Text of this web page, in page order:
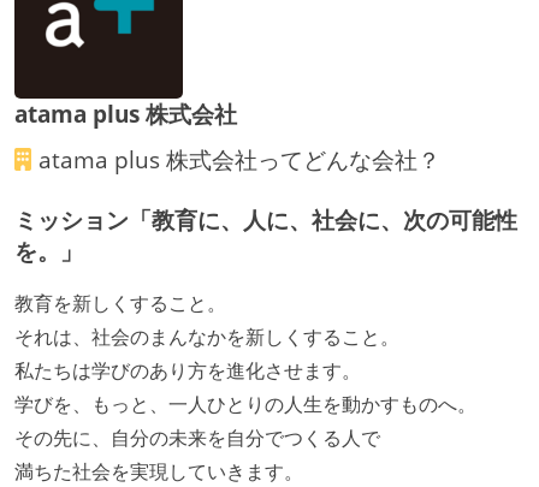
ほとんどの機能に受け入れテストを記述、実施してい
機能の実装と同時にテストコードを記述している
想定される複数環境での品質チェックを義務づけてい
る
アジャイル実践状況
1ヶ月以下の短い期間でのイテレーション開発を実践
している
デイリーでスタンドアップミーティング、またはそれ
に準じるチーム内の打ち合わせを行っている
イテレーションの最後などに、定期的にチームでふり
かえりミーティングを行っている
タスク見積もりの単位には絶対量（人日など）ではな
atama plus 株式会社
atama plus 株式会社ってどんな会社？
ミッション「教育に、人に、社会に、次の可能性
を。」
教育を新しくすること。
それは、社会のまんなかを新しくすること。
私たちは学びのあり方を進化させます。
学びを、もっと、一人ひとりの人生を動かすものへ。
その先に、自分の未来を自分でつくる人で
満ちた社会を実現していきます。